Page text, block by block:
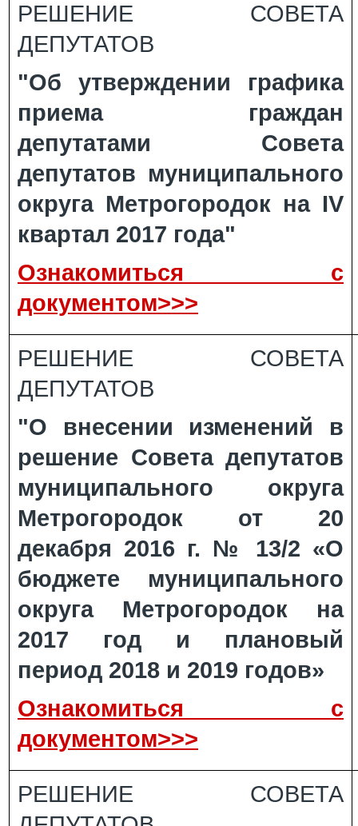
РЕШЕНИЕ СОВЕТА
ДЕПУТАТОВ
"Об утверждении графика
приема граждан
депутатами Совета
депутатов муниципального
округа Метрогородок на IV
квартал 2017 года"
Ознакомиться с
документом>>>
РЕШЕНИЕ СОВЕТА
ДЕПУТАТОВ
"О внесении изменений в
решение Совета депутатов
муниципального округа
Метрогородок от 20
декабря 2016 г. № 13/2 «О
бюджете муниципального
округа Метрогородок на
2017 год и плановый
период 2018 и 2019 годов»
Ознакомиться с
документом>>>
РЕШЕНИЕ СОВЕТА